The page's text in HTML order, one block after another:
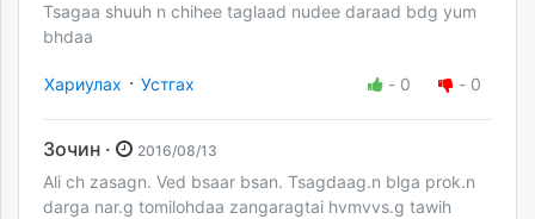
Tsagaa shuuh n chihee taglaad nudee daraad bdg yum
bhdaa
Хариулах · Устгах - 0 - 0
Зочин · 2016/08/13
Ali ch zasagn. Ved bsaar bsan. Tsagdaag.n blga prok.n
darga nar.g tomilohdaa zangaragtai hvmvvs.g tawih